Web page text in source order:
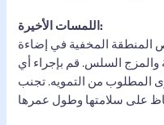
اللمسات الأخيرة:
المنطقة المخفية في إضاءة
والمزج السلس. قم بإجراء أي
المطلوب من التمويه. تجنب